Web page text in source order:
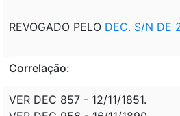
REVOGADO PELO DEC. S/N DE
Correlação:
VER DEC 857 - 12/11/1851.